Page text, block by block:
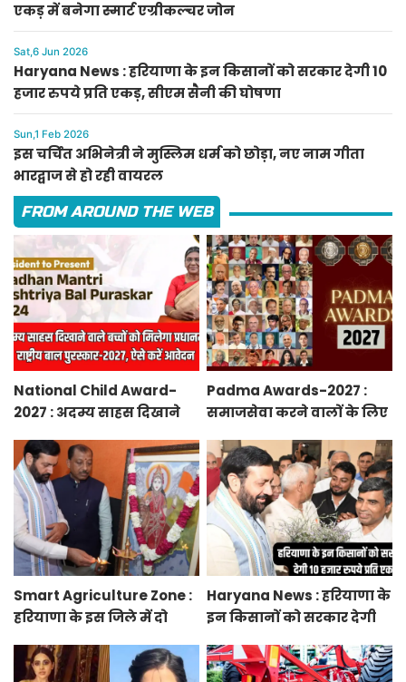
एकड़ में बनेगा स्मार्ट एग्रीकल्चर जोन
Sat,6 Jun 2026
Haryana News : हरियाणा के इन किसानों को सरकार देगी 10
हजार रुपये प्रति एकड़, सीएम सैनी की घोषणा
Sun,1 Feb 2026
इस चर्चित अभिनेत्री ने मुस्लिम धर्म को छोड़ा, नए नाम गीता
भारद्वाज से हो रही वायरल
FROM AROUND THE WEB
National Child Award-
2027 : अदम्य साहस दिखाने
प्रधानमंत्री राष्ट्रीय बाल
पुरस्कार-2027, ऐसे करें
आवेदन
Padma Awards-2027 :
समाजसेवा करने वालों के लिए
निकाले पद्म पुरस्कार-2027 के
लिए आवेदन
Smart Agriculture Zone :
हरियाणा के इस जिले में दो
एग्रीकल्चर जोन
Haryana News : हरियाणा के
इन किसानों को सरकार देगी
सीएम सैनी की घोषणा